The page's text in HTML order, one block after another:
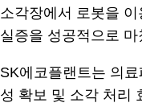
소각장에서 로봇을
실증을 성공적으로
SK에코플랜트는 의
성 확보 및 소각 처리